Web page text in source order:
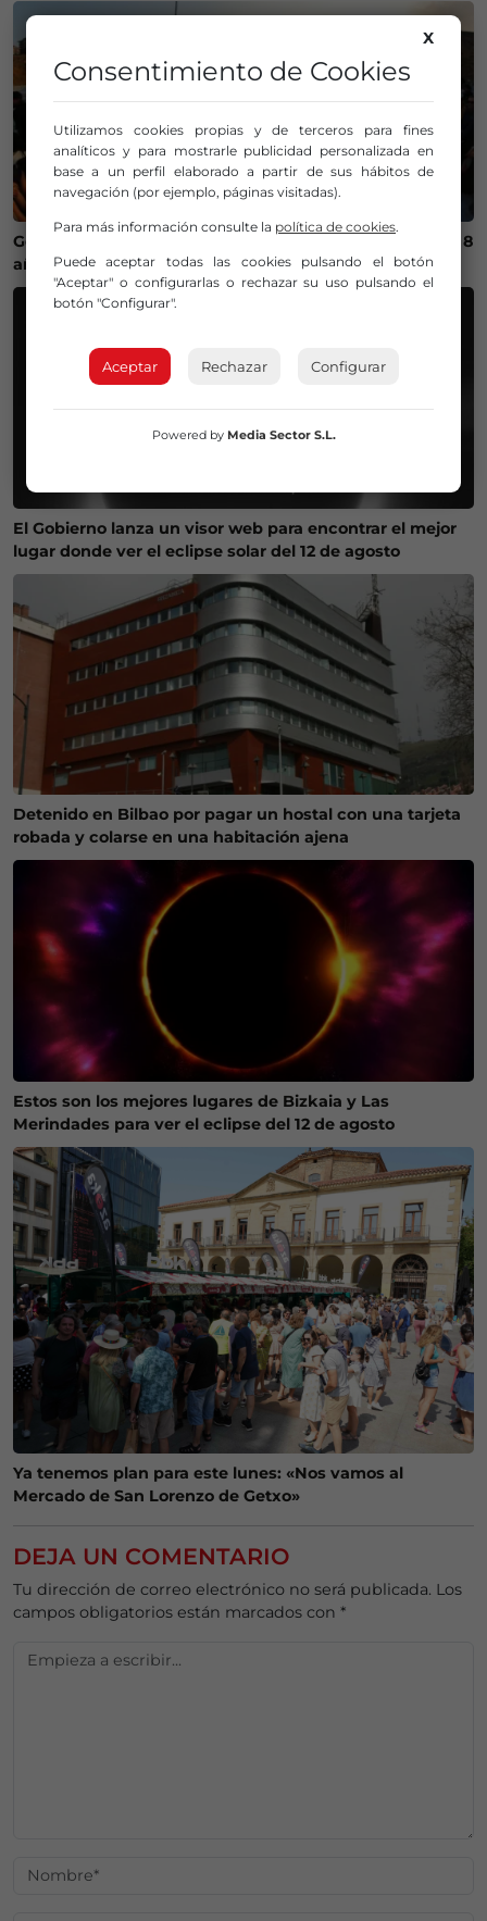
Getxo recupera un campeonato internacional de skate 8
años después
El Gobierno lanza un visor web para encontrar el mejor
lugar donde ver el eclipse solar del 12 de agosto
Detenido en Bilbao por pagar un hostal con una tarjeta
robada y colarse en una habitación ajena
Estos son los mejores lugares de Bizkaia y Las
Merindades para ver el eclipse del 12 de agosto
Ya tenemos plan para este lunes: «Nos vamos al
Mercado de San Lorenzo de Getxo»
DEJA UN COMENTARIO
Tu dirección de correo electrónico no será publicada. Los
campos obligatorios están marcados con *
X
Consentimiento de Cookies
Utilizamos cookies propias y de terceros para fines
analíticos y para mostrarle publicidad personalizada en
base a un perfil elaborado a partir de sus hábitos de
navegación (por ejemplo, páginas visitadas).
Para más información consulte la política de cookies.
Puede aceptar todas las cookies pulsando el botón
"Aceptar" o configurarlas o rechazar su uso pulsando el
botón "Configurar".
Aceptar Rechazar Configurar
Powered by Media Sector S.L.